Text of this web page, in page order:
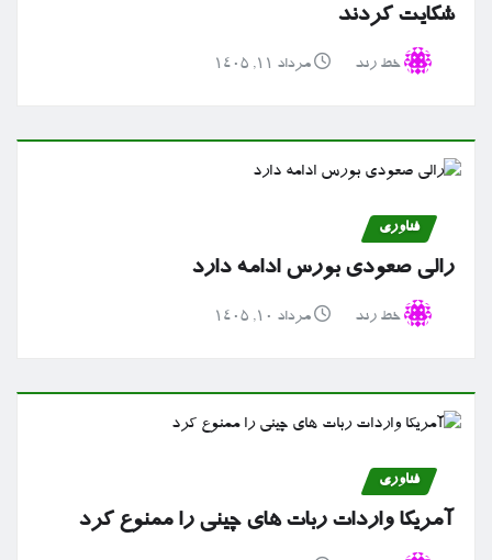
شکایت کردند
خط رند مرداد ۱۱, ۱۴۰۵
فناوری
رالی صعودی بورس ادامه دارد
خط رند مرداد ۱۰, ۱۴۰۵
فناوری
آمریکا واردات ربات های چینی را ممنوع کرد